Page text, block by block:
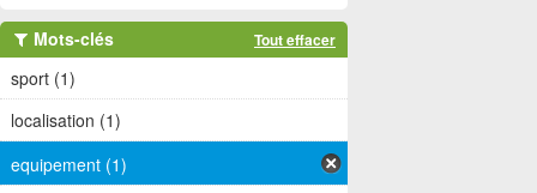
Mots-clés Tout effacer
sport (1)
localisation (1)
equipement (1)